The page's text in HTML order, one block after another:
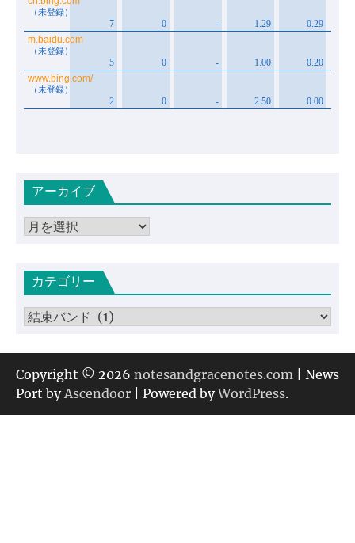
アーカイブ
ア
イカテゴリー
カ
ゴ
リ
ー
Copyright © 2026 notesandgracenotes.com | News
Port byAscendoor | Powered byWordPress.